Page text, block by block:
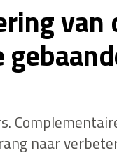
van
naar